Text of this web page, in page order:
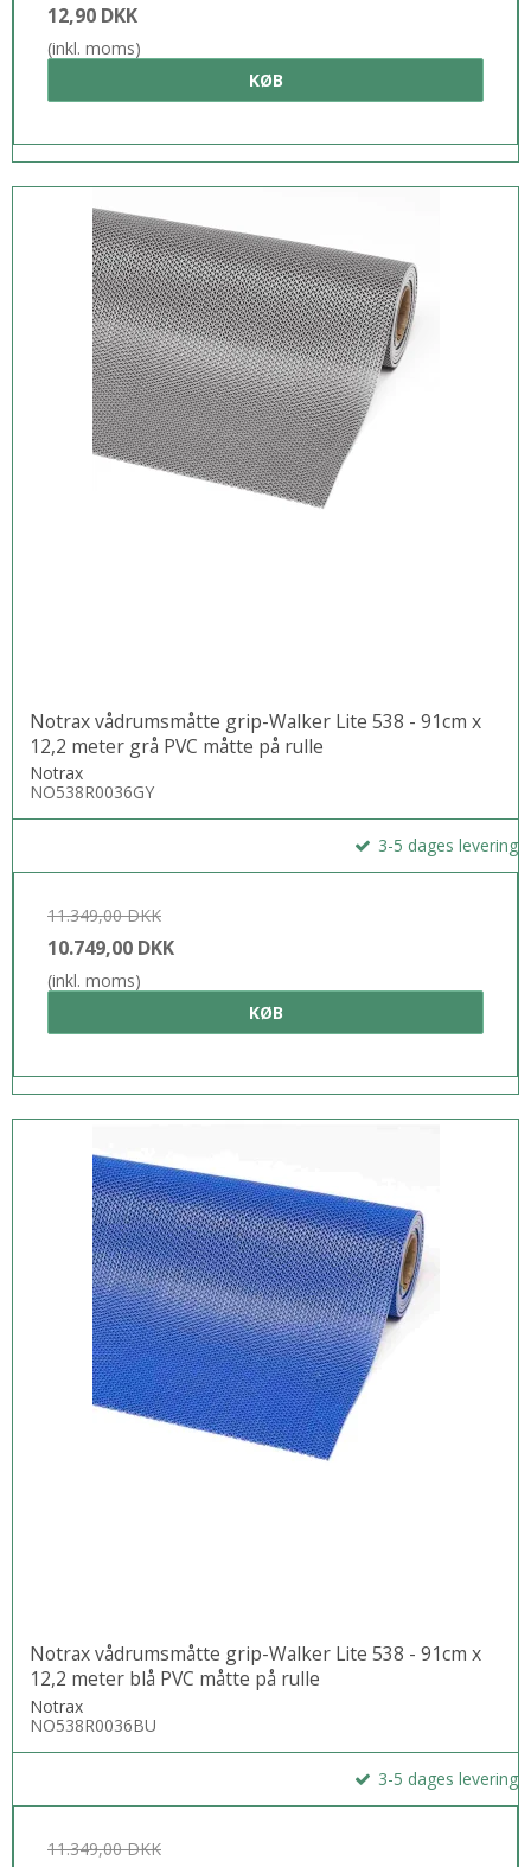
12,90 DKK
(inkl. moms)
KØB
Notrax vådrumsmåtte grip-Walker Lite 538 - 91cm x
12,2 meter grå PVC måtte på rulle
Notrax
NO538R0036GY
3-5 dages levering
11.349,00 DKK
10.749,00 DKK
(inkl. moms)
KØB
Notrax vådrumsmåtte grip-Walker Lite 538 - 91cm x
12,2 meter blå PVC måtte på rulle
Notrax
NO538R0036BU
3-5 dages levering
11.349,00 DKK